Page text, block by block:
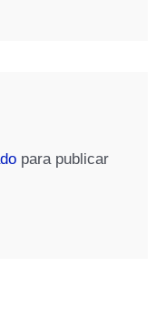
para publicar